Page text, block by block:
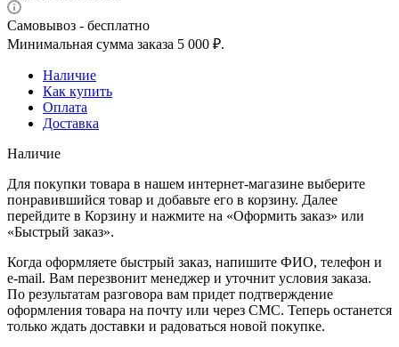
Самовывоз - бесплатно
Минимальная сумма заказа 5 000 ₽.
Наличие
Как купить
Оплата
Доставка
Наличие
Для покупки товара в нашем интернет-магазине выберите
понравившийся товар и добавьте его в корзину. Далее
перейдите в Корзину и нажмите на «Оформить заказ» или
«Быстрый заказ».
Когда оформляете быстрый заказ, напишите ФИО, телефон и
e-mail. Вам перезвонит менеджер и уточнит условия заказа.
По результатам разговора вам придет подтверждение
оформления товара на почту или через СМС. Теперь останется
только ждать доставки и радоваться новой покупке.